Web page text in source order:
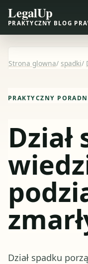
LegalUp
PRAKTYCZNY BLOG
Strona glowna/ spadki/
PRAKTYCZNY
Dział spadku